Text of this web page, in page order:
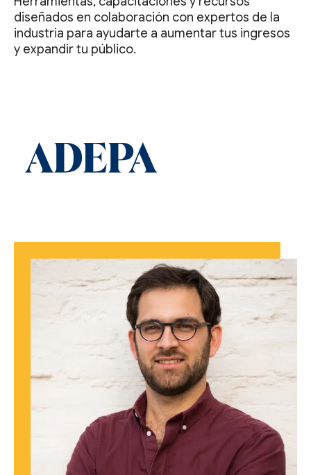
diseñados en colaboración con expertos de la
industria para ayudarte a aumentar tus ingresos
y expandir tu público.